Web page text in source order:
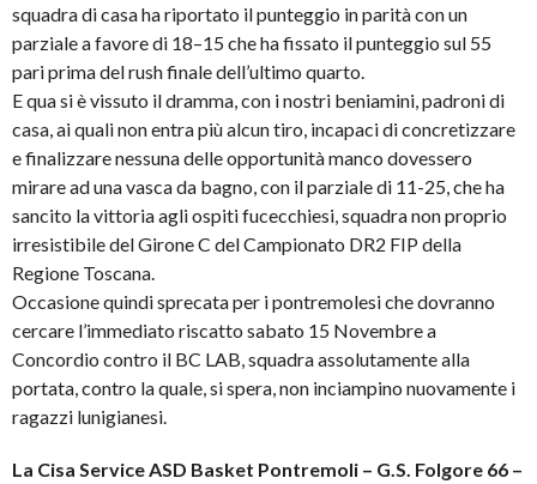
squadra di casa ha riportato il punteggio in parità con un
parziale a favore di 18–15 che ha fissato il punteggio sul 55
pari prima del rush finale dell’ultimo quarto.
E qua si è vissuto il dramma, con i nostri beniamini, padroni di
casa, ai quali non entra più alcun tiro, incapaci di concretizzare
e finalizzare nessuna delle opportunità manco dovessero
mirare ad una vasca da bagno, con il parziale di 11-25, che ha
sancito la vittoria agli ospiti fucecchiesi, squadra non proprio
irresistibile del Girone C del Campionato DR2 FIP della
Regione Toscana.
Occasione quindi sprecata per i pontremolesi che dovranno
cercare l’immediato riscatto sabato 15 Novembre a
Concordio contro il BC LAB, squadra assolutamente alla
portata, contro la quale, si spera, non inciampino nuovamente i
ragazzi lunigianesi.
La Cisa Service ASD Basket Pontremoli – G.S. Folgore 66 –